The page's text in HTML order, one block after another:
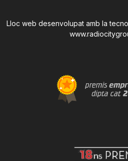
Lloc web desenvolupat amb la